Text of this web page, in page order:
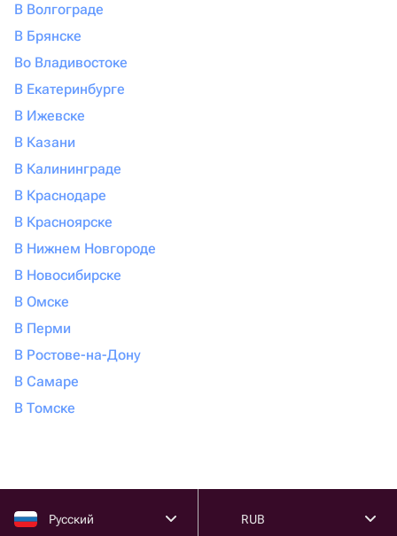
В Волгограде
В Брянске
Во Владивостоке
В Екатеринбурге
В Ижевске
В Казани
В Калининграде
В Краснодаре
В Красноярске
В Нижнем Новгороде
В Новосибирске
В Омске
В Перми
В Ростове-на-Дону
В Самаре
В Томске
Русский RUB